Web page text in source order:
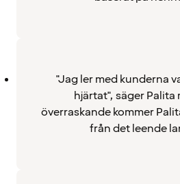
"Jag ler med kunderna
hjärtat", säger Palita
överraskande kommer
från det leende